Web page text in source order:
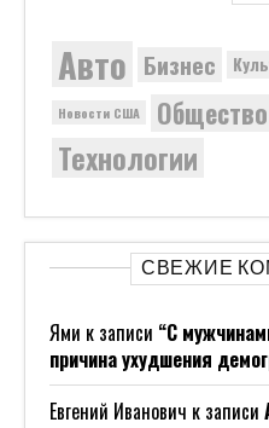
Авто Бизнес
Новости США Общество
Технологии
СВЕЖИЕ
Ями к записи “С
причина ухудшения
Евгений Иванович к записи